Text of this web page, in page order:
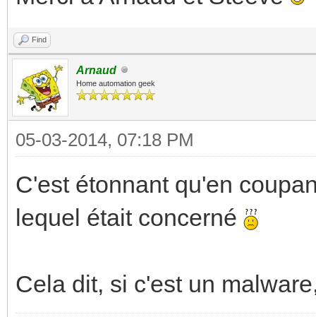
Find
Arnaud
Home automation geek
05-03-2014, 07:18 PM
C'est étonnant qu'en
lequel était concerné
Cela dit, si c'est un